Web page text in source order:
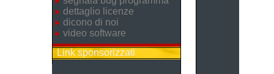
dettaglio licenze
dicono di noi
video software
Link sponsorizzati